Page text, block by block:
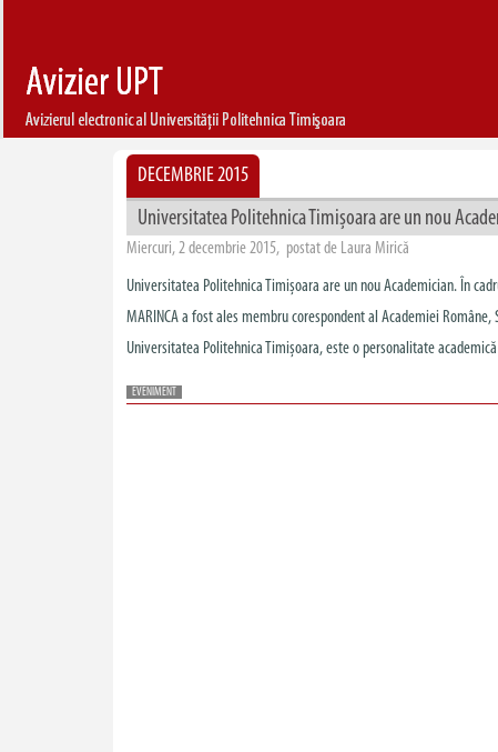
DECEMBRIE 2015
Universitatea Politehnica Timișoara are un nou
Miercuri, 2 decembrie 2015, postat de Laura Mirică
Universitatea Politehnica Timișoara are un nou Academician. În
MARINCA a fost ales membru corespondent al Academiei
Universitatea Politehnica Timișoara, este o personalitate
EVENIMENT